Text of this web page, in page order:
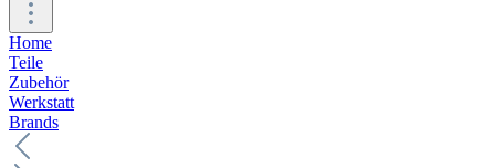
Home
Teile
Zubehör
Werkstatt
Brands